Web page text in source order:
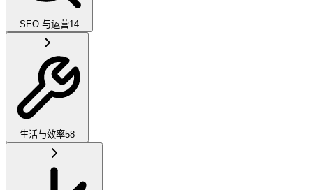
SEO 与运营14
生活与效率58